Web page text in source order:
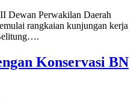
Perwakilan Daerah
rangkaian kunjungan kerja
Konservasi BN